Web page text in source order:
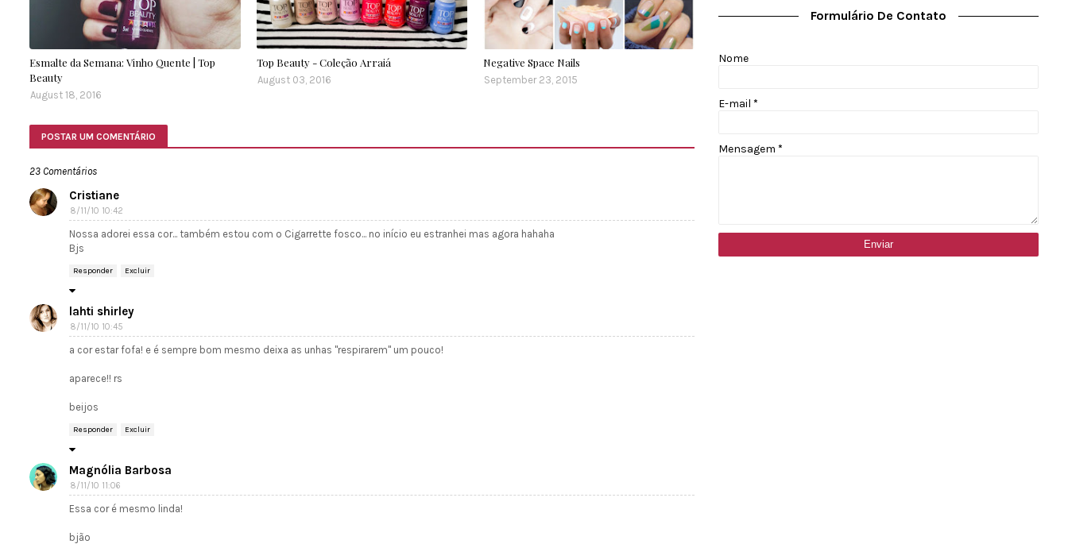
Esmalte da Semana: Vinho Quente | Top
Beauty
August 18, 2016
Top Beauty - Coleção Arraiá
August 03, 2016
Negative Space Nails
September 23, 2015
POSTAR UM COMENTÁRIO
23 Comentários
Cristiane
8/11/10 10:42
Nossa adorei essa cor... também estou com o Cigarrette fosco... no início eu estranhei mas agora hahaha
Bjs
Responder Excluir
lahti shirley
8/11/10 10:45
a cor estar fofa! e é sempre bom mesmo deixa as unhas ''respirarem'' um pouco!
aparece!! rs
beijos
Responder Excluir
Magnólia Barbosa
8/11/10 11:06
Essa cor é mesmo linda!
bjão
Formulário De Contato
Nome
E-mail *
Mensagem *